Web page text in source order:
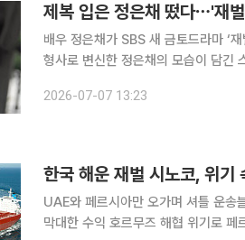
제복 입은 정은채 떴다⋯'재
배우 정은채가 SBS 새 금토드라마 ‘재벌X형
형사로 변신한 정은채의 모습이 담긴
의 합류를 알린 ‘재벌X형사 2’는 수사
2026-07-07 13:23
한국 해운 재벌 시노코, 위기
UAE와 페르시아만 오가며 셔틀 운
막대한 수익 호르무즈 해협 위기로 페르시아만 원유 수송로가 흔들리자 아랍에미리트(UAE)가 원유